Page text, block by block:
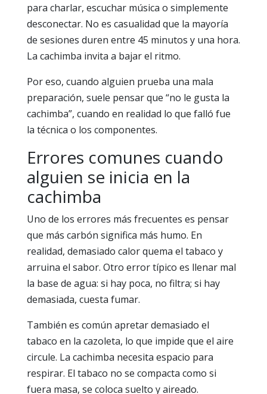
para charlar, escuchar música o simplemente
desconectar. No es casualidad que la mayoría
de sesiones duren entre 45 minutos y una hora.
La cachimba invita a bajar el ritmo.
Por eso, cuando alguien prueba una mala
preparación, suele pensar que “no le gusta la
cachimba”, cuando en realidad lo que falló fue
la técnica o los componentes.
Errores comunes cuando
alguien se inicia en la
cachimba
Uno de los errores más frecuentes es pensar
que más carbón significa más humo. En
realidad, demasiado calor quema el tabaco y
arruina el sabor. Otro error típico es llenar mal
la base de agua: si hay poca, no filtra; si hay
demasiada, cuesta fumar.
También es común apretar demasiado el
tabaco en la cazoleta, lo que impide que el aire
circule. La cachimba necesita espacio para
respirar. El tabaco no se compacta como si
fuera masa, se coloca suelto y aireado.